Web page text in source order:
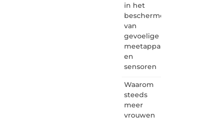
in het
beschermen
van
gevoelige
meetapparatuur
en
sensoren
Waarom
steeds
meer
vrouwen